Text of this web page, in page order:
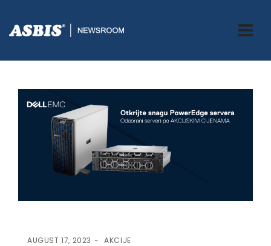
ASBIS.BA>AKCIJE> ODABRANI SERVERI PO AKCIJSKOJ CIJENI!
AUGUST 17, 2023 AKCIJE